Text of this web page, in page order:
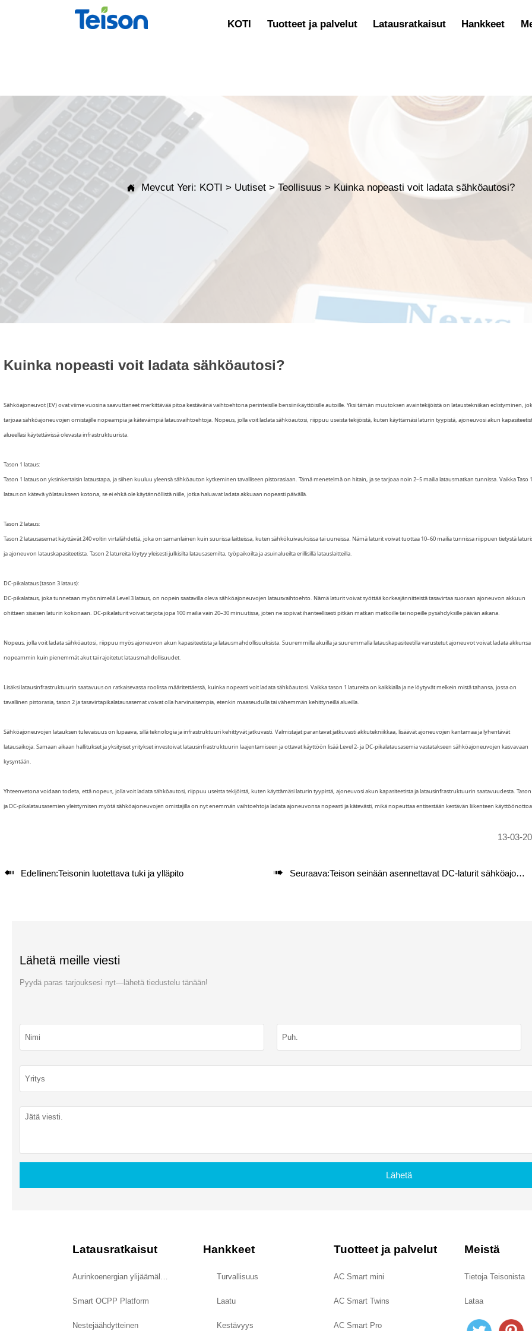
KOTI Tuotteet ja palvelut Latausratkaisut Hankkeet
 Mevcut Yeri: KOTI > Uutiset >Teollisuus > Kuinka nopeasti voit ladata sähköautosi?
Kuinka nopeasti voit ladata sähköautosi?
Sähköajoneuvot (EV) ovat viime vuosina saavuttaneet merkittävää pitoa kestävänä vaihtoehtona perinteisille bensiinikäyttöisille autoille. Yksi tämän muutoksen avaintekijöistä on lataustekniikan edistyminen,
tarjoaa sähköajoneuvojen omistajille nopeampia ja kätevämpiä latausvaihtoehtoja. Nopeus, jolla voit ladata sähköautosi, riippuu useista tekijöistä, kuten käyttämäsi laturin tyypistä, ajoneuvosi akun
alueellasi käytettävissä olevasta infrastruktuurista.
Tason 1 lataus:
Tason 1 lataus on yksinkertaisin lataustapa, ja siihen kuuluu yleensä sähköauton kytkeminen tavalliseen pistorasiaan. Tämä menetelmä on hitain, ja se tarjoaa noin 2–5 mailia latausmatkan tunnissa. Vaikka Taso
lataus on kätevä yölataukseen kotona, se ei ehkä ole käytännöllistä niille, jotka haluavat ladata akkuaan nopeasti päivällä.
Tason 2 lataus:
Tason 2 latausasemat käyttävät 240 voltin virtalähdettä, joka on samanlainen kuin suurissa laitteissa, kuten sähkökuivauksissa tai uuneissa. Nämä laturit voivat tuottaa 10–60 mailia tunnissa riippuen tietystä
ja ajoneuvon latauskapasiteetista. Tason 2 latureita löytyy yleisesti julkisilta latausasemilta, työpaikoilta ja asuinalueilta erillisillä latauslaitteilla.
DC-pikalataus (tason 3 lataus):
DC-pikalataus, joka tunnetaan myös nimellä Level 3 lataus, on nopein saatavilla oleva sähköajoneuvojen latausvaihtoehto. Nämä laturit voivat syöttää korkeajännitteistä tasavirtaa suoraan ajoneuvon akkuun
ohittaen sisäisen laturin kokonaan. DC-pikalaturit voivat tarjota jopa 100 mailia vain 20–30 minuutissa, joten ne sopivat ihanteellisesti pitkän matkan matkoille tai nopeille pysähdyksille päivän aikana.
Nopeus, jolla voit ladata sähköautosi, riippuu myös ajoneuvon akun kapasiteetista ja latausmahdollisuuksista. Suuremmilla akuilla ja suuremmalla latauskapasiteetilla varustetut ajoneuvot voivat ladata akkunsa
nopeammin kuin pienemmät akut tai rajoitetut latausmahdollisuudet.
Lisäksi latausinfrastruktuurin saatavuus on ratkaisevassa roolissa määritettäessä, kuinka nopeasti voit ladata sähköautosi. Vaikka tason 1 latureita on kaikkialla ja ne löytyvät melkein mistä tahansa, jossa on
tavallinen pistorasia, tason 2 ja tasavirtapikalatausasemat voivat olla harvinaisempia, etenkin maaseudulla tai vähemmän kehittyneillä alueilla.
Sähköajoneuvojen latauksen tulevaisuus on lupaava, sillä teknologia ja infrastruktuuri kehittyvät jatkuvasti. Valmistajat parantavat jatkuvasti akkutekniikkaa, lisäävät ajoneuvojen kantamaa ja lyhentävät
latausaikoja. Samaan aikaan hallitukset ja yksityiset yritykset investoivat latausinfrastruktuurin laajentamiseen ja ottavat käyttöön lisää Level 2- ja DC-pikalatausasemia vastatakseen sähköajoneuvojen kasvavaan
kysyntään.
Yhteenvetona voidaan todeta, että nopeus, jolla voit ladata sähköautosi, riippuu useista tekijöistä, kuten käyttämäsi laturin tyypistä, ajoneuvosi akun kapasiteetista ja latausinfrastruktuurin saatavuudesta. Tason
ja DC-pikalatausasemien yleistymisen myötä sähköajoneuvojen omistajilla on nyt enemmän vaihtoehtoja ladata ajoneuvonsa nopeasti ja kätevästi, mikä nopeuttaa entisestään kestävän liikenteen
13-03-
 Edellinen:Teisonin luotettava tuki ja ylläpito  Seuraava:Teison seinään asennettavat DC-laturit sähköajoneuvoihin (EV)
Lähetä meille viesti
Pyydä paras tarjouksesi nyt—lähetä tiedustelu tänään!
Lähetä
Latausratkaisut
Aurinkoenergian ylijäämälataus
Smart OCPP Platform
Nestejäähdytteinen
Hankkeet
Turvallisuus
Laatu
Kestävyys
Tuotteet ja palvelut
AC Smart mini
AC Smart Twins
AC Smart Pro
Meistä
Tietoja Teisonista
Lataa